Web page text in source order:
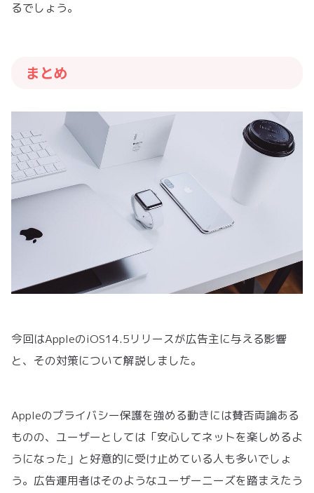
るでしょう。
まとめ
今回はAppleのiOS14.5リリースが広告主に与える影響
と、その対策について解説しました。
Appleのプライバシー保護を強める動きには賛否両論ある
ものの、ユーザーとしては「安心してネットを楽しめるよ
うになった」と好意的に受け止めている人も多いでしょ
う。広告運用者はそのようなユーザーニーズを踏まえたう